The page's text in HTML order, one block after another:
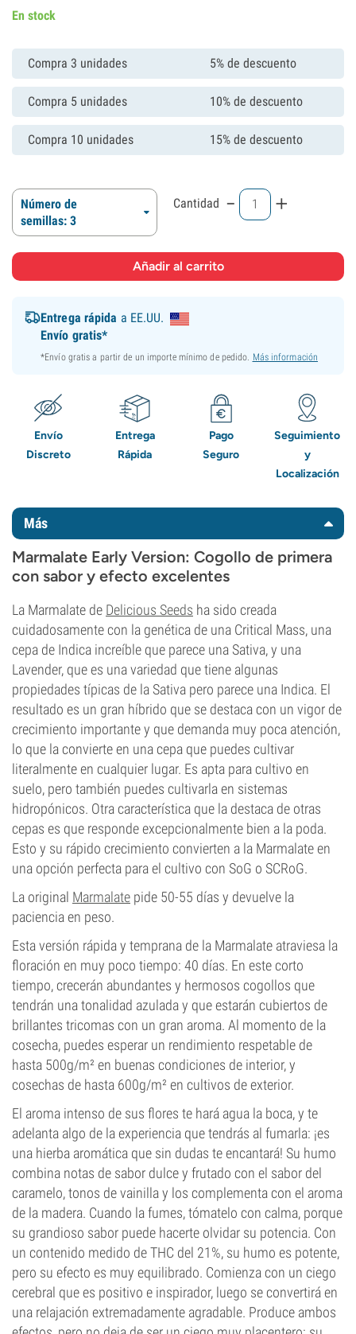
En stock
Compra 3 unidades 5% de descuento
Compra 5 unidades 10% de descuento
Compra 10 unidades 15% de descuento
Número de
semillas: 3
Cantidad - +
Entrega rápida a EE.UU.
Envío gratis*
*Envío gratis a partir de un importe mínimo de pedido. Más información
Envío
Discreto
Entrega
Rápida
Pago
Seguro
Seguimiento
y
Localización
Más
Marmalate Early Version: Cogollo de primera
con sabor y efecto excelentes
La Marmalate de Delicious Seeds ha sido creada
cuidadosamente con la genética de una Critical Mass, una
cepa de Indica increíble que parece una Sativa, y una
Lavender, que es una variedad que tiene algunas
propiedades típicas de la Sativa pero parece una Indica. El
resultado es un gran híbrido que se destaca con un vigor de
crecimiento importante y que demanda muy poca atención,
lo que la convierte en una cepa que puedes cultivar
literalmente en cualquier lugar. Es apta para cultivo en
suelo, pero también puedes cultivarla en sistemas
hidropónicos. Otra característica que la destaca de otras
cepas es que responde excepcionalmente bien a la poda.
Esto y su rápido crecimiento convierten a la Marmalate en
una opción perfecta para el cultivo con SoG o SCRoG.
La original Marmalate pide 50-55 días y devuelve la
paciencia en peso.
Esta versión rápida y temprana de la Marmalate atraviesa la
floración en muy poco tiempo: 40 días. En este corto
tiempo, crecerán abundantes y hermosos cogollos que
tendrán una tonalidad azulada y que estarán cubiertos de
brillantes tricomas con un gran aroma. Al momento de la
cosecha, puedes esperar un rendimiento respetable de
hasta 500g/m² en buenas condiciones de interior, y
cosechas de hasta 600g/m² en cultivos de exterior.
El aroma intenso de sus flores te hará agua la boca, y te
adelanta algo de la experiencia que tendrás al fumarla: ¡es
una hierba aromática que sin dudas te encantará! Su humo
combina notas de sabor dulce y frutado con el sabor del
caramelo, tonos de vainilla y los complementa con el aroma
de la madera. Cuando la fumes, tómatelo con calma, porque
su grandioso sabor puede hacerte olvidar su potencia. Con
un contenido medido de THC del 21%, su humo es potente,
pero su efecto es muy equilibrado. Comienza con un ciego
cerebral que es positivo e inspirador, luego se convertirá en
una relajación extremadamente agradable. Produce ambos